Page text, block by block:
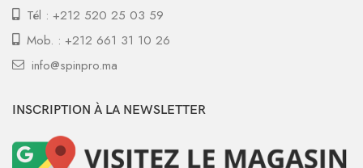
Tél : +212 520 25 03 59
Mob. : +212 661 31 10 26
info@spinpro.ma
INSCRIPTION À LA NEWSLETTER